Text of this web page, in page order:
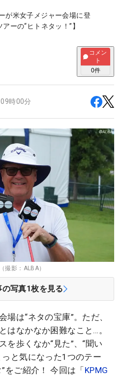
が米女子メジャー会場に登
ーの“ヒトネタッ！”】
コメン
ト
0件
時00分
撮影：ALBA）
の写真1枚を見る
場は“ネタの宝庫”。ただ、
はなかなか困難なこと…。
を歩くなか“見た”、“聞い
と気になった1つのテー
をご紹介！ 今回は「 KPMG